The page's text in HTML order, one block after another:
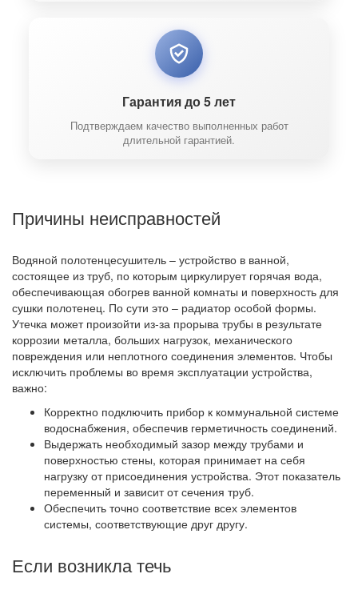
Гарантия до 5 лет
Подтверждаем качество выполненных работ
длительной гарантией.
Причины неисправностей
Водяной полотенцесушитель – устройство в ванной,
состоящее из труб, по которым циркулирует горячая вода,
обеспечивающая обогрев ванной комнаты и поверхность для
сушки полотенец. По сути это – радиатор особой формы.
Утечка может произойти из-за прорыва трубы в результате
коррозии металла, больших нагрузок, механического
повреждения или неплотного соединения элементов. Чтобы
исключить проблемы во время эксплуатации устройства,
важно:
Корректно подключить прибор к коммунальной системе
водоснабжения, обеспечив герметичность соединений.
Выдержать необходимый зазор между трубами и
поверхностью стены, которая принимает на себя
нагрузку от присоединения устройства. Этот показатель
переменный и зависит от сечения труб.
Обеспечить точно соответствие всех элементов
системы, соответствующие друг другу.
Если возникла течь